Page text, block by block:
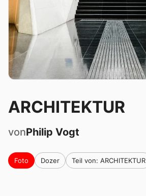
ARCHITEKTUR
vonPhilip Vogt
Foto Dozer Teil von: ARCHITEKTUR